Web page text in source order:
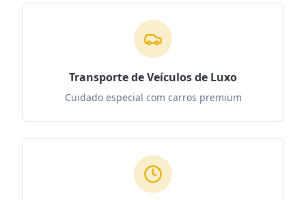
Transporte de Veículos de Luxo
Cuidado especial com carros premium